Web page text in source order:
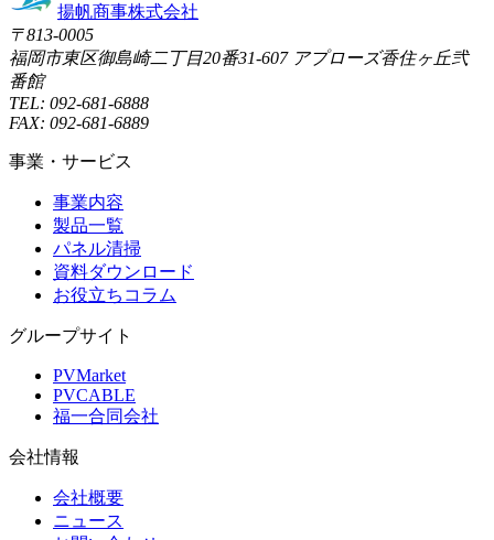
揚帆商事株式会社
〒813-0005
福岡市東区御島崎二丁目20番31-607 アプローズ香住ヶ丘弐
番館
TEL: 092-681-6888
FAX: 092-681-6889
事業・サービス
事業内容
製品一覧
パネル清掃
資料ダウンロード
お役立ちコラム
グループサイト
PVMarket
PVCABLE
福一合同会社
会社情報
会社概要
ニュース